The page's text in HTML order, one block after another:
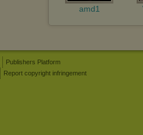
amd1
Publishers Platform
Report copyright infringement